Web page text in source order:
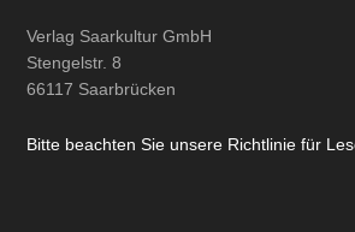
Verlag Saarkultur GmbH
Stengelstr. 8
66117 Saarbrücken
Bitte beachten Sie unsere Richtlinie für